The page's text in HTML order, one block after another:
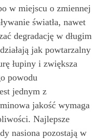
w miejscu o zmiennej
światła, nawet
degradację w długim
jak powtarzalny
łupiny i zwiększa
powodu
jednym z
jakość wymaga
Najlepsze
nasiona pozostają w